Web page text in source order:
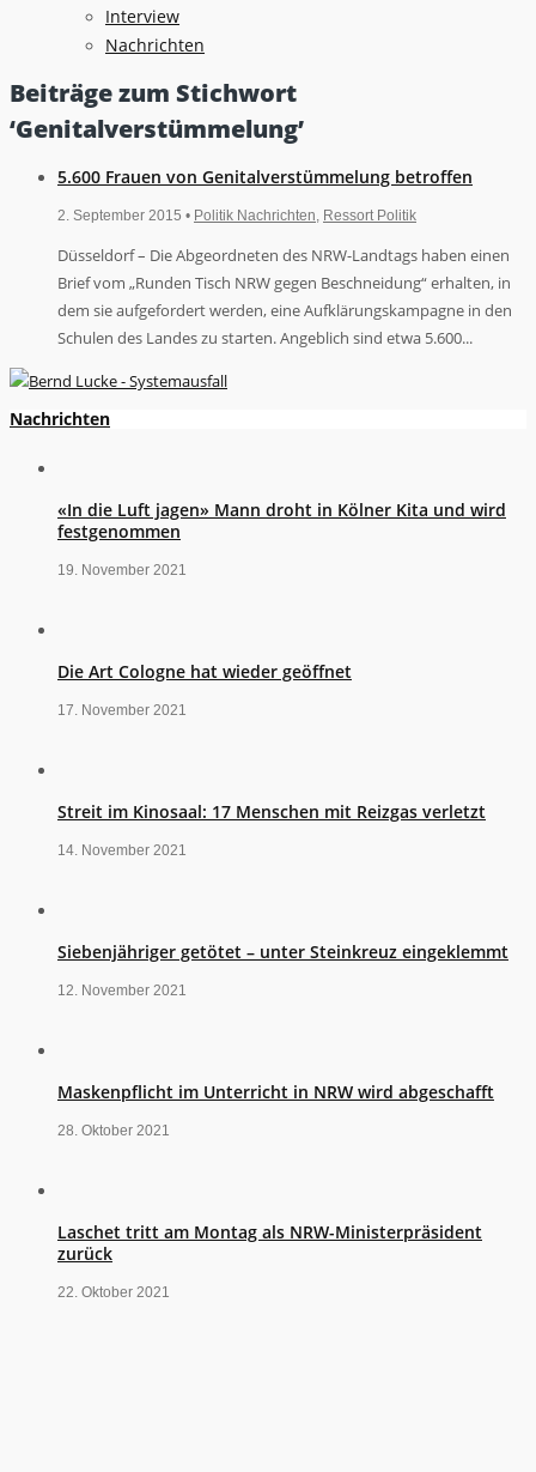
Interview
Nachrichten
Beiträge zum Stichwort
‘Genitalverstümmelung’
5.600 Frauen von Genitalverstümmelung betroffen
2. September 2015 • Politik Nachrichten, Ressort Politik
Düsseldorf – Die Abgeordneten des NRW-Landtags haben einen
Brief vom „Runden Tisch NRW gegen Beschneidung“ erhalten, in
dem sie aufgefordert werden, eine Aufklärungskampagne in den
Schulen des Landes zu starten. Angeblich sind etwa 5.600...
Nachrichten
«In die Luft jagen» Mann droht in Kölner Kita und wird
festgenommen
19. November 2021
Die Art Cologne hat wieder geöffnet
17. November 2021
Streit im Kinosaal: 17 Menschen mit Reizgas verletzt
14. November 2021
Siebenjähriger getötet – unter Steinkreuz eingeklemmt
12. November 2021
Maskenpflicht im Unterricht in NRW wird abgeschafft
28. Oktober 2021
Laschet tritt am Montag als NRW-Ministerpräsident
zurück
22. Oktober 2021